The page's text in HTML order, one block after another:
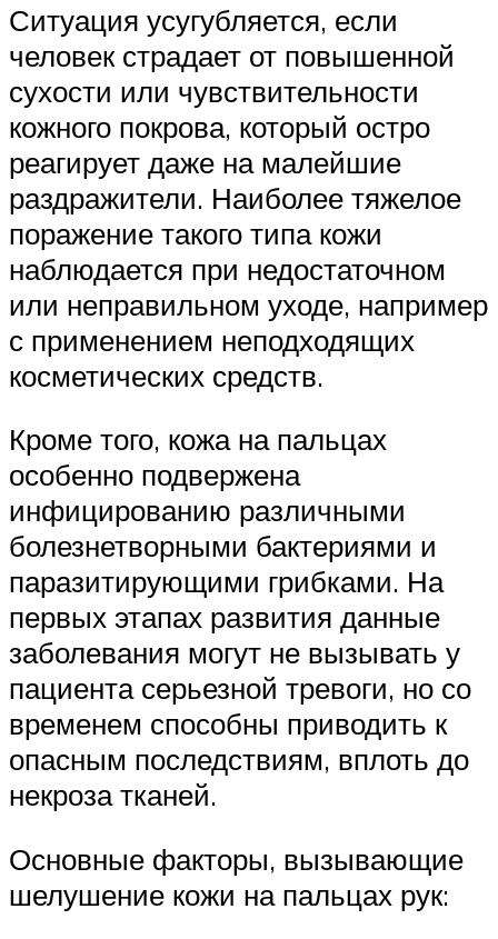
Ситуация усугубляется, если
человек страдает от повышенной
сухости или чувствительности
кожного покрова, который остро
реагирует даже на малейшие
раздражители. Наиболее тяжелое
поражение такого типа кожи
наблюдается при недостаточном
или неправильном уходе, например
с применением неподходящих
косметических средств.
Кроме того, кожа на пальцах
особенно подвержена
инфицированию различными
болезнетворными бактериями и
паразитирующими грибками. На
первых этапах развития данные
заболевания могут не вызывать у
пациента серьезной тревоги, но со
временем способны приводить к
опасным последствиям, вплоть до
некроза тканей.
Основные факторы, вызывающие
шелушение кожи на пальцах рук: